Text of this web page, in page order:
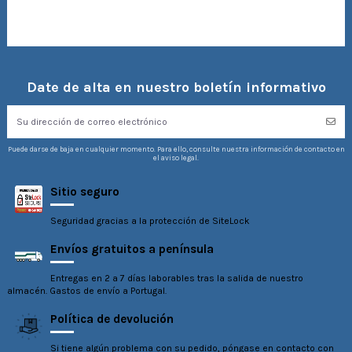
Date de alta en nuestro boletín informativo
Puede darse de baja en cualquier momento. Para ello, consulte nuestra información de contacto en
el aviso legal.
Sitio seguro
Seguridad gracias a la protección de SiteLock
Envíos gratuitos a península
Entregas en 2 a 7 días laborables tras la salida de nuestro
almacén. Gastos de envío a Portugal.
Política de devolución
Si tiene algún problema con su pedido, póngase en contacto con